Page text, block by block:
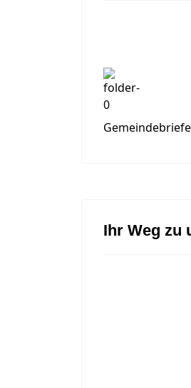
Gemeindebriefe
Ihr Weg zu